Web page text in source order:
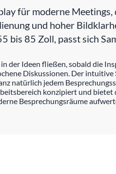
für moderne
und hoher
bis 85 Zoll, passt sich
der Ideen fließen, sobald die
Diskussionen. Der
natürlich jedem
konzipiert und
Besprechungsräume